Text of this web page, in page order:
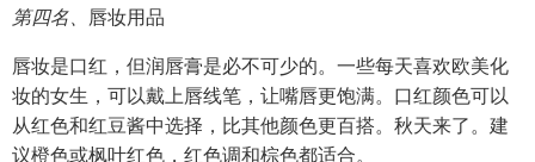
第四名、 唇妆用品
唇妆是口红，但润唇膏是必不可少的。一些每天喜欢欧美化
妆的女生，可以戴上唇线笔，让嘴唇更饱满。口红颜色可以
从红色和红豆酱中选择，比其他颜色更百搭。秋天来了。建
议橙色或枫叶红色，红色调和棕色都适合。